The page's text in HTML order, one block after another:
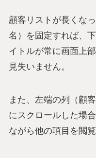
顧客リストが長くな
名）を固定すれば、
イトルが常に画面上
見失いません。
また、左端の列（顧
にスクロールした場
ながら他の項目を閲覧